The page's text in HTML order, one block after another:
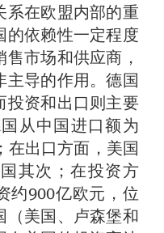
系在欧盟内部的重
的依赖性一定程度
市场和供应商，
主导的作用。德国
投资和出口则主要
从中国进口额为
在出口方面，美国
其次；在投资方
约900亿欧元，位
（美国、卢森堡和